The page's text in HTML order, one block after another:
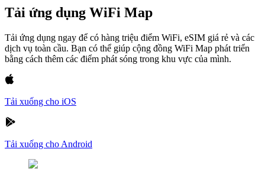
Tải ứng dụng WiFi Map
Tải ứng dụng ngay để có hàng triệu điểm WiFi, eSIM giá rẻ và các
dịch vụ toàn cầu. Bạn có thể giúp cộng đồng WiFi Map phát triển
bằng cách thêm các điểm phát sóng trong khu vực của mình.
Tải xuống cho iOS
Tải xuống cho Android